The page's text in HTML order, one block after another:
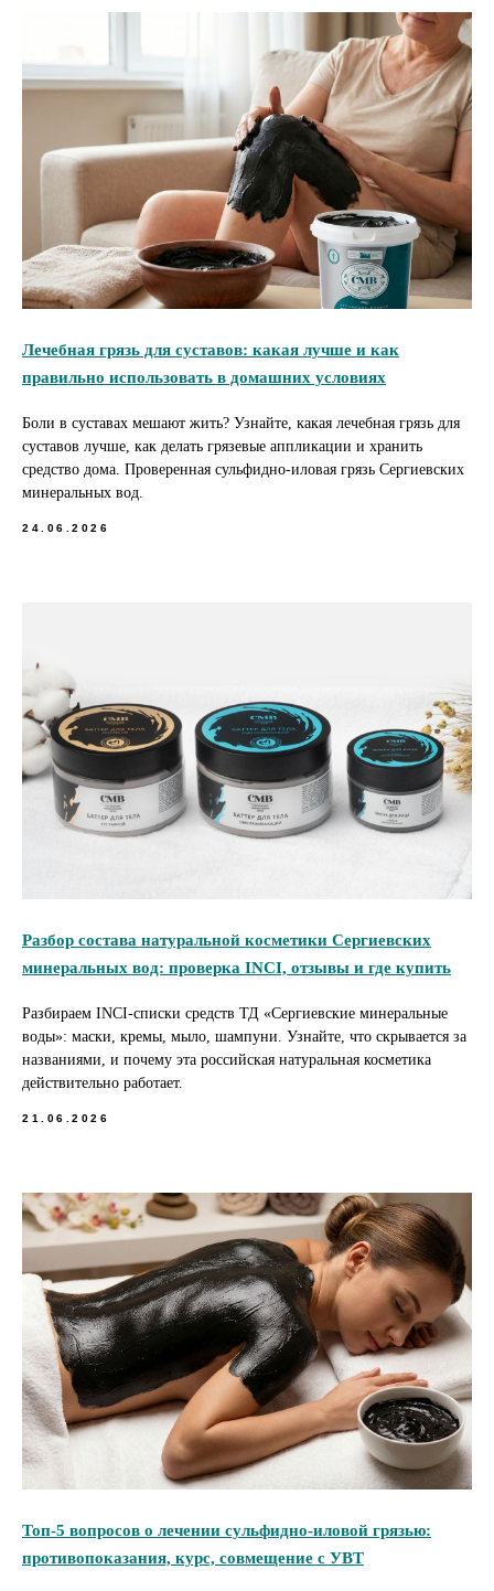
Лечебная грязь для суставов: какая лучше и как
правильно использовать в домашних условиях
Боли в суставах мешают жить? Узнайте, какая лечебная грязь для
суставов лучше, как делать грязевые аппликации и хранить
средство дома. Проверенная сульфидно-иловая грязь Сергиевских
минеральных вод.
24.06.2026
Разбор состава натуральной косметики Сергиевских
минеральных вод: проверка INCI, отзывы и где купить
Разбираем INCI-списки средств ТД «Сергиевские минеральные
воды»: маски, кремы, мыло, шампуни. Узнайте, что скрывается за
названиями, и почему эта российская натуральная косметика
действительно работает.
21.06.2026
Топ-5 вопросов о лечении сульфидно-иловой грязью:
противопоказания, курс, совмещение с УВТ